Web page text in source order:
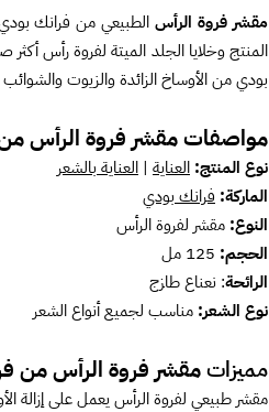
مقشر فروة الرأسالطبيعي من فرانك
المنتج وخلايا الجلد الميتة لفروة رأس
بودي من الأوساخ الزائدة والزيوت
مواصفات مقشر فروة الرأس
نوع المنتج: العناية | العناية بالشعر
الماركة: فرانك بودي
النوع: مقشر لفروة الرأس
الحجم:
الرائحة: نعناع طازج
نوع الشعر: مناسب لجميع أنواع الشعر
مميزاتمقشر فروة الرأس من
مقشر طبيعي لفروة الرأس يعمل على إزالة